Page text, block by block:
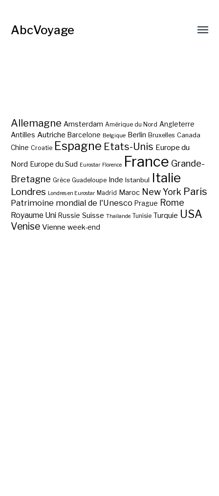
AbcVoyage
Allemagne Amsterdam Amérique du Nord Angleterre
Antilles Autriche Barcelone Belgique Berlin Bruxelles Canada
Chine Croatie Espagne Etats-Unis Europe du
Nord Europe du Sud Eurostar Florence France Grande-
Bretagne Grèce Guadeloupe Inde Istanbul Italie
Londres Londres en Eurostar Madrid Maroc New York Paris
Patrimoine mondial de l'Unesco Prague Rome
Royaume Uni Russie Suisse Thaïlande Tunisie Turquie USA
Venise Vienne week-end